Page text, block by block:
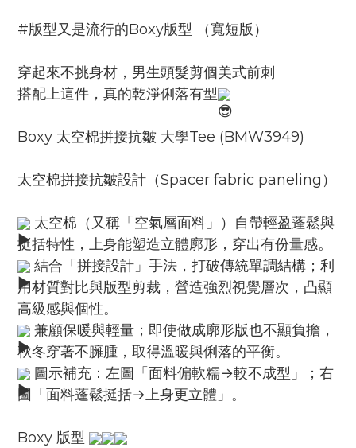
#版型又是流行的Boxy版型 （寬短版）
穿起來不挑身材，男生頭髮剪個美式前刺
搭配上這件，真的乾淨俐落有型
Boxy 太空棉拼接抗皺 大學Tee (BMW3949)
太空棉拼接抗皺設計（Spacer fabric paneling）
太空棉（又稱「空氣層面料」）自帶輕盈蓬鬆與
挺括特性，上身能塑造立體廓形，穿出有份量感。
結合「拼接設計」手法，打破傳統單調結構；利
用材質對比與版型剪裁，營造強烈視覺層次，凸顯
高級感與個性。
兼顧保暖與輕量；即使做成廓形版也不顯負擔，
秋冬穿著不臃腫，取得溫暖與俐落的平衡。
圖示補充：左圖「面料偏軟糯→較不成型」；右
圖「面料蓬鬆挺括→上身更立體」。
Boxy 版型